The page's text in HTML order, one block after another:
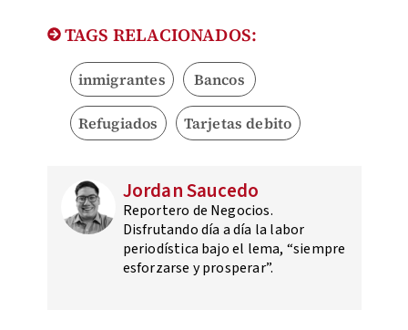
TAGS RELACIONADOS:
inmigrantes Bancos
Refugiados Tarjetas debito
Jordan Saucedo
Reportero de Negocios.
Disfrutando día a día la labor
periodística bajo el lema, “siempre
esforzarse y prosperar”.